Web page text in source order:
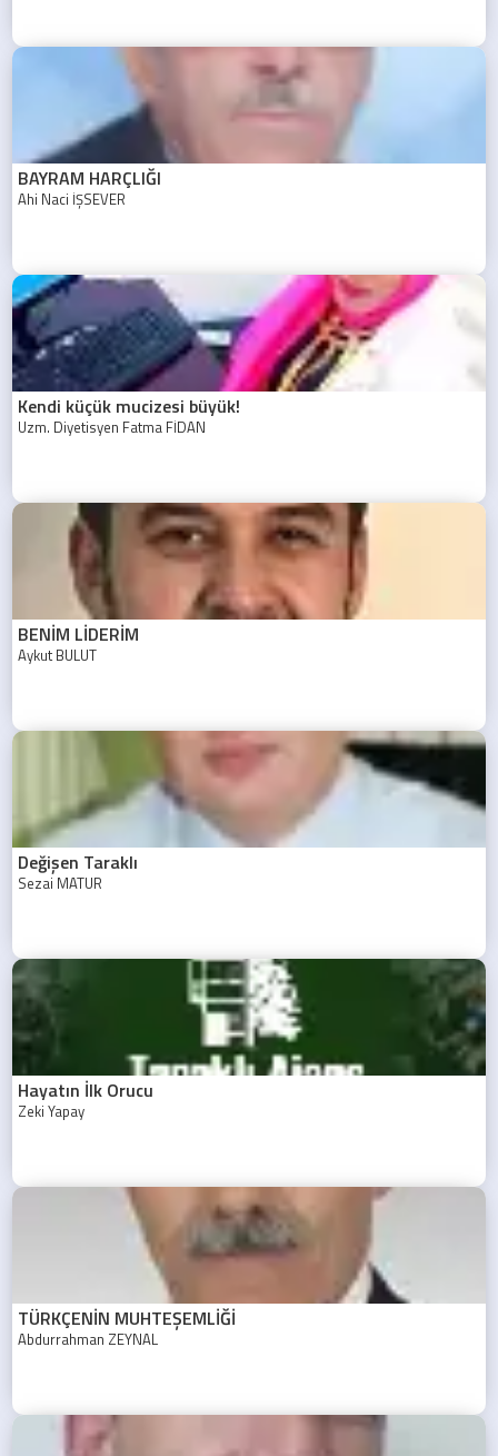
BAYRAM HARÇLIĞI
Ahi Naci İŞSEVER
Kendi küçük mucizesi büyük!
Uzm. Diyetisyen Fatma FİDAN
BENİM LİDERİM
Aykut BULUT
Değişen Taraklı
Sezai MATUR
Hayatın İlk Orucu
Zeki Yapay
TÜRKÇENİN MUHTEŞEMLİĞİ
Abdurrahman ZEYNAL